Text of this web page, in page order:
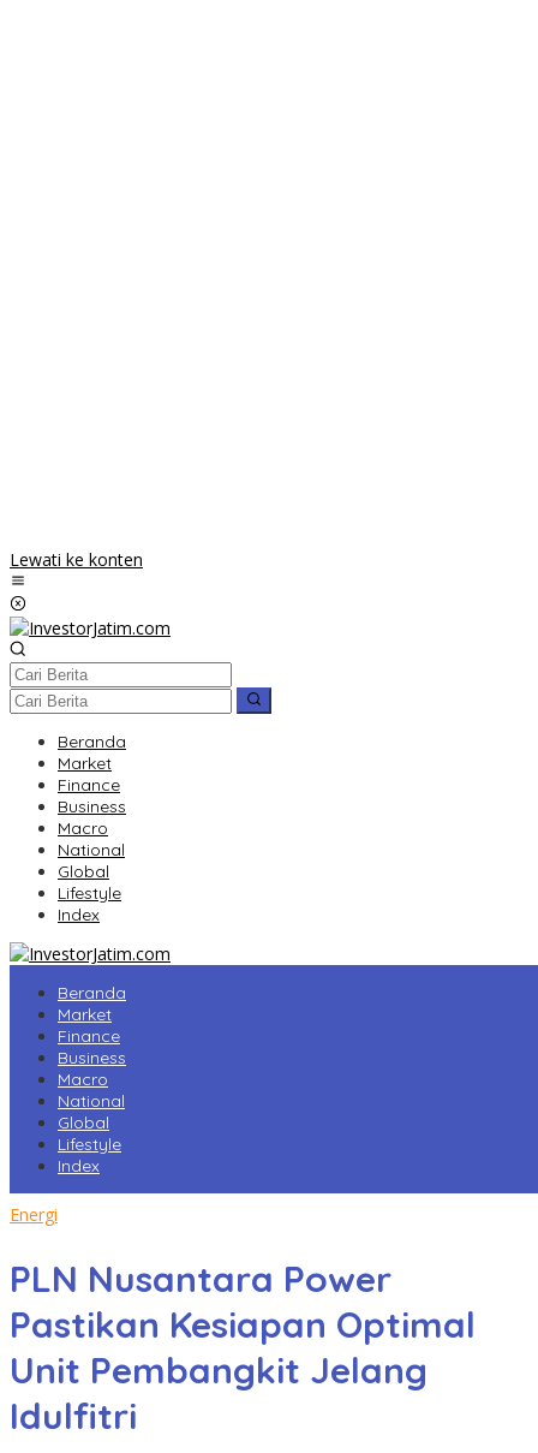
Lewati ke konten
Beranda
Market
Finance
Business
Macro
National
Global
Lifestyle
Index
Beranda
Market
Finance
Business
Macro
National
Global
Lifestyle
Index
Energi
PLN Nusantara Power
Pastikan Kesiapan Optimal
Unit Pembangkit Jelang
Idulfitri